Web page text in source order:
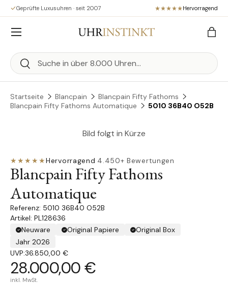
Direkt zum Inhalt
Geprüfte Luxusuhren · seit 2007 Hervorragend
Suchen
Suchen
Menü
Startseite Blancpain
Blancpain Fifty Fathoms
Blancpain Fifty Fathoms Automatique
5010 36B40 O52B
Bild folgt in Kürze
★★★★★Hervorragend·4.450+ Bewertungen
Blancpain Fifty Fathoms
Automatique
5010 36B40 O52B
Artikel: PL128636
Neuware
Original Papiere
Original Box
Jahr 2026
UVP:36.850,00 €
28.000,00 €
inkl. MwSt.